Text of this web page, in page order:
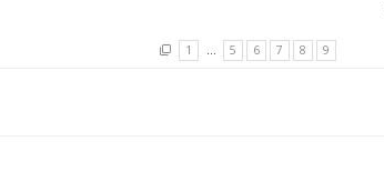
1 … 5 6 7 8 9